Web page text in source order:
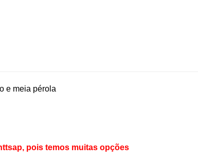
e meia pérola
pois temos muitas opções